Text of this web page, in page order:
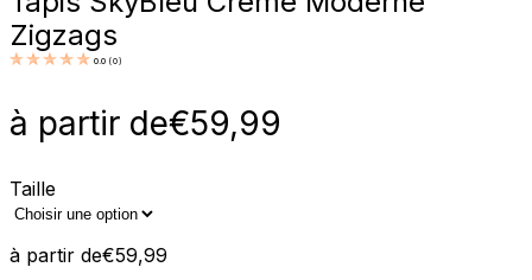
Zigzags
0.0 (0)
à partir de€59,99
Taille
à partir de€59,99